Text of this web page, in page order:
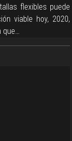
flexibles puede
viable hoy, 2020,